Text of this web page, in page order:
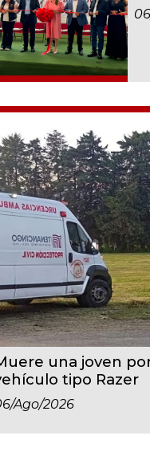
una joven
tipo Razer
ago/2026